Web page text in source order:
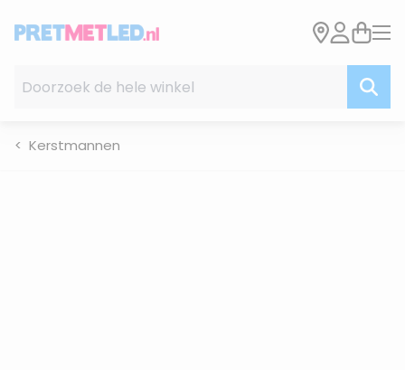
Kerstmannen